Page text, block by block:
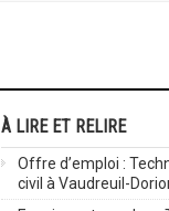
À LIRE ET RELIRE
Offre d’emploi :
civil à Vaudreuil-